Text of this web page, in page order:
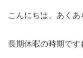
こんにちは、あくあ
長期休暇の時期です